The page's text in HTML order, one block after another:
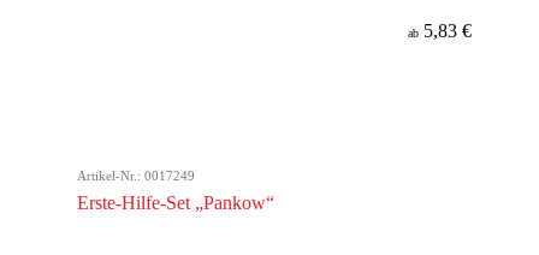
ab 5,83 €
Artikel-Nr.: 0017249
Erste-Hilfe-Set „Pankow“